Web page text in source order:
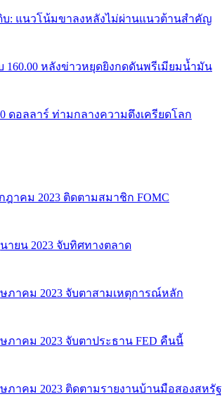
บ: แนวโน้มขาลงหลังไม่ผ่านแนวต้านสำคัญ
160.00 หลังข่าวหยุดยิงกดดันพรีเมียมน้ำมัน
ดอลลาร์ ท่ามกลางความตึงเครียดโลก
ฎาคม 2023 ติดตามสมาชิก FOMC
ายน 2023 จับทิศทางตลาด
ภาคม 2023 จับตาสามเหตุการณ์หลัก
ภาคม 2023 จับตาประธาน FED คืนนี้
ภาคม 2023 ติดตามรายงานบ้านมือสองสหรัฐ